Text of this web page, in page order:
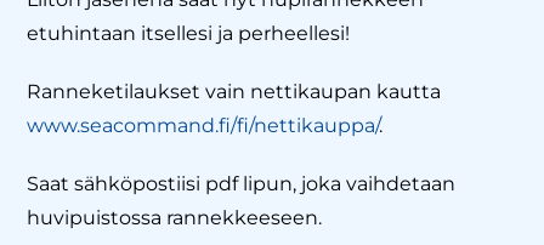
etuhintaan itsellesi ja perheellesi!
Ranneketilaukset vain nettikaupan kautta
www.seacommand.fi/fi/nettikauppa/.
Saat sähköpostiisi pdf lipun, joka vaihdetaan
huvipuistossa rannekkeeseen.